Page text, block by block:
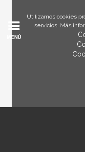
Utilizamos cookies
servicios. Más
MENÚ